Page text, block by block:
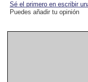
Sé el primero en escribir
Puedes añadir tu opinión